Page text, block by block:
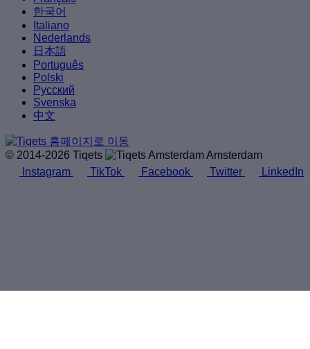
한국어
Italiano
Nederlands
日本語
Português
Polski
Русский
Svenska
中文
© 2014-2026 Tiqets
Amsterdam
Instagram
TikTok Facebook Twitter LinkedIn